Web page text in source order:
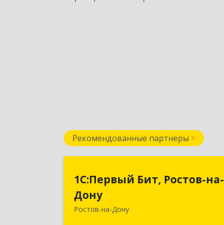
Рекомендованные партнеры
1С:Первый Бит, Ростов-на-
Дону
Ростов-на-Дону
1С:Первый Бит, Ростов-на-
Дону
344091, Ростовская обл, Ростов-на-